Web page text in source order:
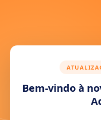
Bem-vindo à